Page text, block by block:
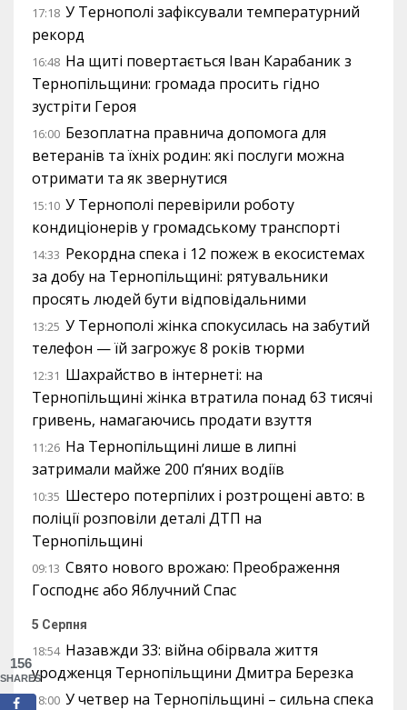
17:18 У Тернополі зафіксували температурний
рекорд
16:48 На щиті повертається Іван Карабаник з
Тернопільщини: громада просить гідно
зустріти Героя
16:00 Безоплатна правнича допомога для
ветеранів та їхніх родин: які послуги можна
отримати та як звернутися
15:10 У Тернополі перевірили роботу
кондиціонерів у громадському транспорті
14:33 Рекордна спека і 12 пожеж в екосистемах
за добу на Тернопільщині: рятувальники
просять людей бути відповідальними
13:25 У Тернополі жінка спокусилась на забутий
телефон — їй загрожує 8 років тюрми
12:31 Шахрайство в інтернеті: на
Тернопільщині жінка втратила понад 63 тисячі
гривень, намагаючись продати взуття
11:26 На Тернопільщині лише в липні
затримали майже 200 п’яних водіїв
10:35 Шестеро потерпілих і розтрощені авто: в
поліції розповіли деталі ДТП на
Тернопільщині
09:13 Свято нового врожаю: Преображення
Господнє або Яблучний Спас
5 Серпня
18:54 Назавжди 33: війна обірвала життя
уродженця Тернопільщини Дмитра Березка
18:00 У четвер на Тернопільщині – сильна спека
156
SHARES